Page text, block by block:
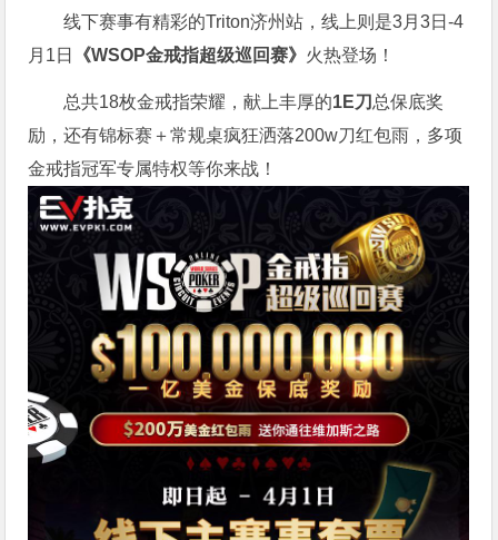
线下赛事有精彩的Triton济州站，线上则是3月3日-4
月1日
《WSOP金戒指超级巡回赛》 火热登场！
总共18枚金戒指荣耀，献上丰厚的1E刀 总保底奖
励，还有锦标赛＋常规桌疯狂洒落200w刀红包雨，多项
金戒指冠军专属特权等你来战！